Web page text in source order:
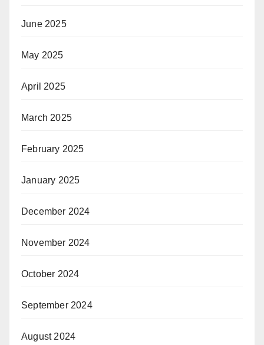
June 2025
May 2025
April 2025
March 2025
February 2025
January 2025
December 2024
November 2024
October 2024
September 2024
August 2024